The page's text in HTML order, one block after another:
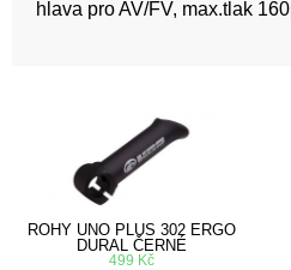
hlava pro AV/FV, max.tlak
ROHY UNO PLUS 302 ERGO
DURAL ČERNÉ
499 Kč